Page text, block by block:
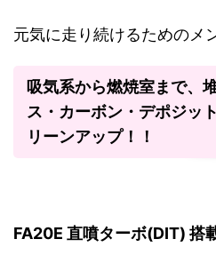
元気に走り続けるためのメ
吸気系から燃焼室まで、
ス・カーボン・デポジッ
リーンアップ！！
FA20E 直噴ターボ(DIT) 搭